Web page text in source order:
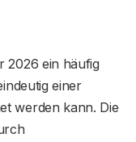
2026 ein häufig
einer
werden kann. Die